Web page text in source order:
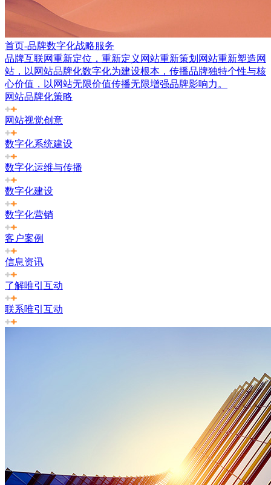
首页-品牌数字化战略服务
品牌互联网重新定位，重新定义网站重新策划网站重新塑造网
站，以网站品牌化数字化为建设根本，传播品牌独特个性与核
心价值，以网站无限价值传播无限增强品牌影响力。
网站品牌化策略
网站视觉创意
数字化系统建设
数字化运维与传播
数字化建设
数字化营销
客户案例
信息资讯
了解唯引互动
联系唯引互动